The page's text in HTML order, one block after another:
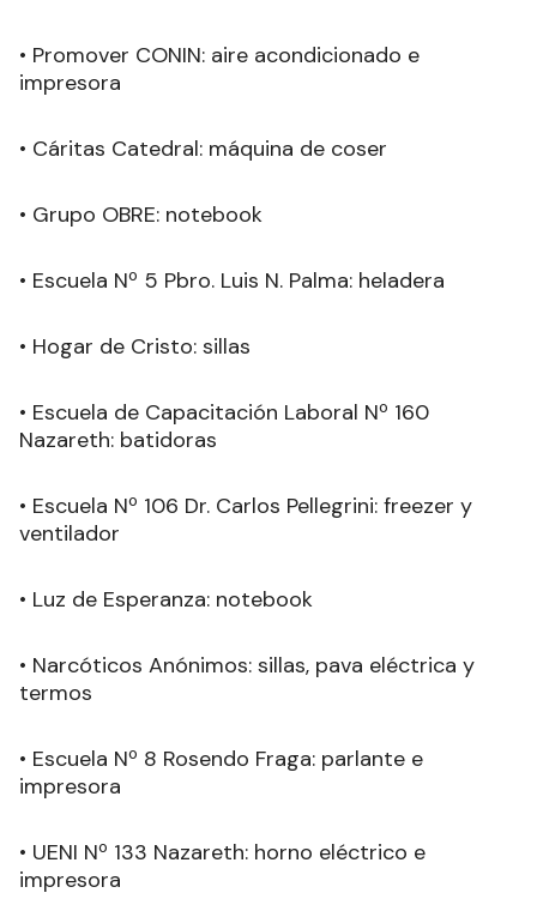
• Promover CONIN: aire acondicionado e
impresora
• Cáritas Catedral: máquina de coser
• Grupo OBRE: notebook
• Escuela Nº 5 Pbro. Luis N. Palma: heladera
• Hogar de Cristo: sillas
• Escuela de Capacitación Laboral Nº 160
Nazareth: batidoras
• Escuela Nº 106 Dr. Carlos Pellegrini: freezer y
ventilador
• Luz de Esperanza: notebook
• Narcóticos Anónimos: sillas, pava eléctrica y
termos
• Escuela Nº 8 Rosendo Fraga: parlante e
impresora
• UENI Nº 133 Nazareth: horno eléctrico e
impresora